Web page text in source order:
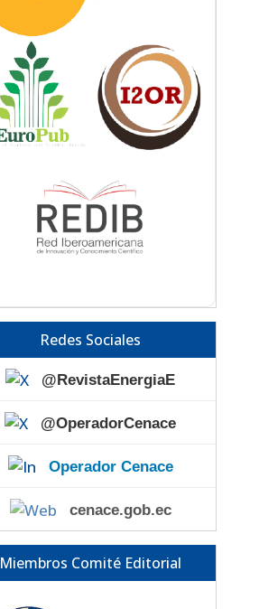
Redes Sociales
@RevistaEnergiaE
@OperadorCenace
Operador Cenace
cenace.gob.ec
Miembros Comité Editorial